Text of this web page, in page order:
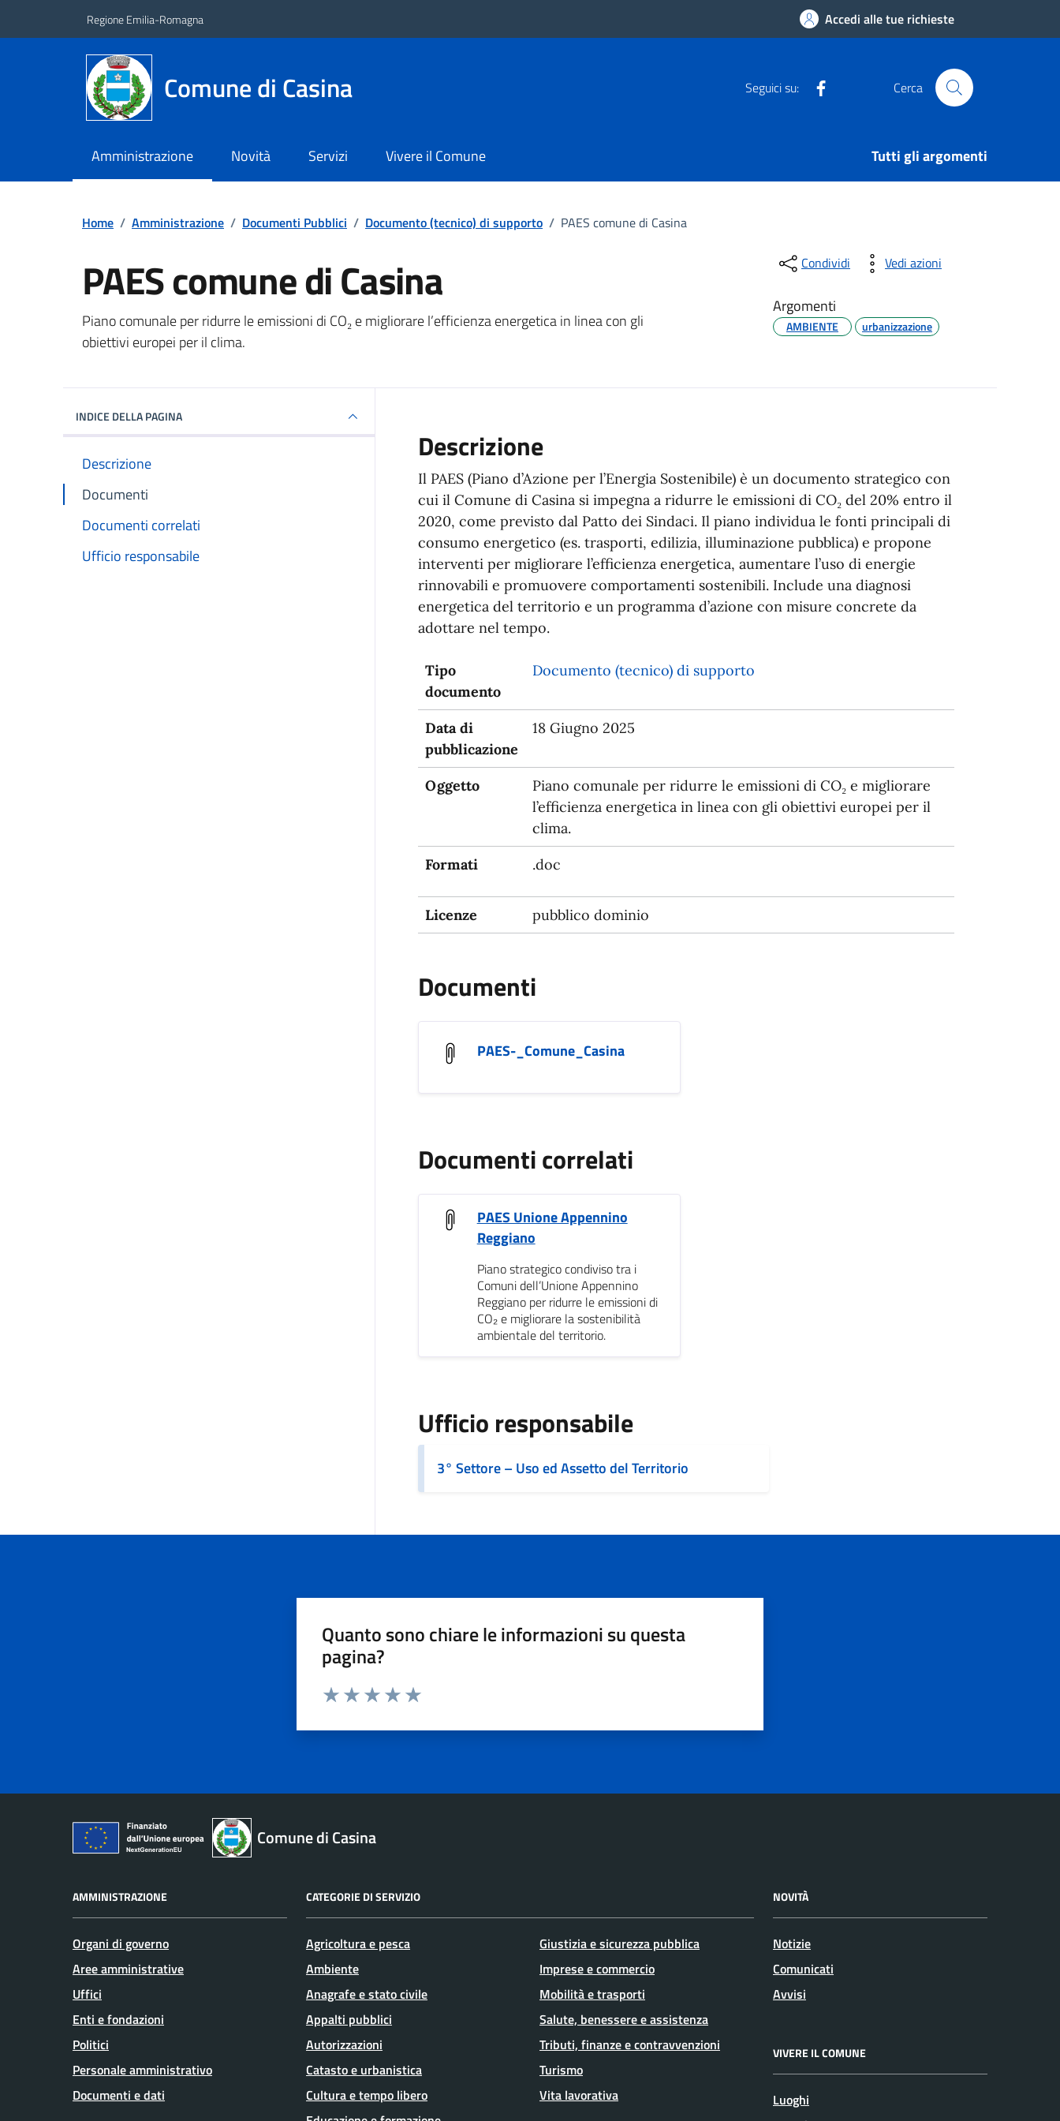
Regione Emilia-Romagna Accedi alle tue richieste
Comune di Casina Seguici su: Cerca
Amministrazione Novità Servizi Vivere il Comune Tutti gli argomenti
Home / Amministrazione / Documenti Pubblici / Documento (tecnico) di supporto / PAES comune di Casina
PAES comune di Casina
Dettagli del documento
Piano comunale per ridurre le emissioni di CO₂ e migliorare l’efficienza energetica in linea con gli
obiettivi europei per il clima.
Condividi Vedi azioni
Argomenti
AMBIENTE urbanizzazione
INDICE DELLA PAGINA
Descrizione
Documenti
Documenti correlati
Ufficio responsabile
Descrizione
Il PAES (Piano d’Azione per l’Energia Sostenibile) è un documento strategico con
cui il Comune di Casina si impegna a ridurre le emissioni di CO₂ del 20% entro il
2020, come previsto dal Patto dei Sindaci. Il piano individua le fonti principali di
consumo energetico (es. trasporti, edilizia, illuminazione pubblica) e propone
interventi per migliorare l’efficienza energetica, aumentare l’uso di energie
rinnovabili e promuovere comportamenti sostenibili. Include una diagnosi
energetica del territorio e un programma d’azione con misure concrete da
adottare nel tempo.
Tipo
documento
Documento (tecnico) di supporto
Data di
pubblicazione
18 Giugno 2025
Oggetto
Piano comunale per ridurre le emissioni di CO₂ e migliorare
l’efficienza energetica in linea con gli obiettivi europei per il
clima.
Formati
.doc
Licenze pubblico dominio
Documenti
PAES-_Comune_Casina
Documenti correlati
PAES Unione Appennino
Reggiano
Piano strategico condiviso tra i
Comuni dell’Unione Appennino
Reggiano per ridurre le emissioni di
CO₂ e migliorare la sostenibilità
ambientale del territorio.
Ufficio responsabile
3° Settore – Uso ed Assetto del Territorio
Quanto sono chiare le informazioni su questa
pagina?
Comune di Casina
AMMINISTRAZIONE
Organi di governo
Aree amministrative
Uffici
Enti e fondazioni
Politici
Personale amministrativo
Documenti e dati
CATEGORIE DI SERVIZIO
Agricoltura e pesca
Ambiente
Anagrafe e stato civile
Appalti pubblici
Autorizzazioni
Catasto e urbanistica
Cultura e tempo libero
Giustizia e sicurezza pubblica
Imprese e commercio
Mobilità e trasporti
Salute, benessere e assistenza
Tributi, finanze e contravvenzioni
Turismo
Vita lavorativa
NOVITÀ
Notizie
Comunicati
Avvisi
VIVERE IL COMUNE
Luoghi